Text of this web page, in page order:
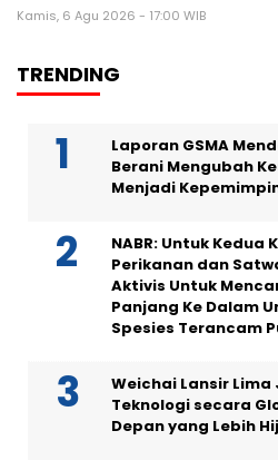
Kamis, 6 Agu 2026 - 17:00 WIB
TRENDING
Laporan GSMA
Berani Mengubah
Menjadi
NABR: Untuk Kedua
Perikanan dan
Aktivis Untuk
Panjang Ke Dalam
Spesies Terancam
Weichai Lansir
Teknologi secara
Depan yang Lebih